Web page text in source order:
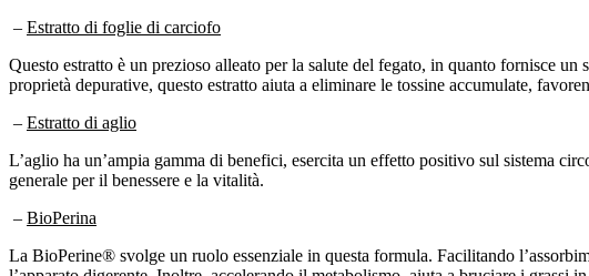
– Estratto di foglie di carciofo
Questo estratto è un prezioso alleato per la salute del fegato, in quanto fornisce
proprietà depurative, questo estratto aiuta a eliminare le tossine accumulate,
– Estratto di aglio
L’aglio ha un’ampia gamma di benefici, esercita un effetto positivo sul sistema
generale per il benessere e la vitalità.
– BioPerina
La BioPerine® svolge un ruolo essenziale in questa formula. Facilitando